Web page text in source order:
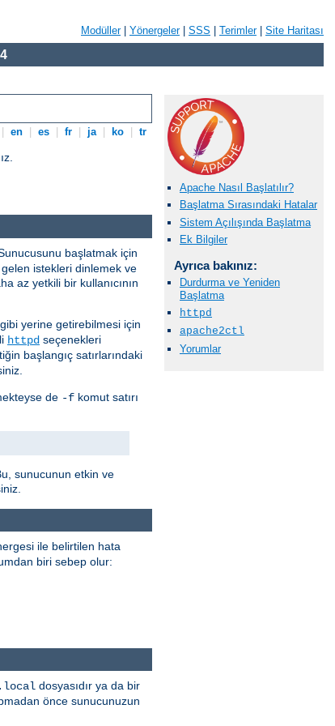
Modüller| Yönergeler| SSS Terimler| Site Haritası
en es fr ja ko tr
Apache Nasıl Başlatılır?
Başlatma Sırasındaki Hatalar
Sistem Açılışında Başlatma
Ek Bilgiler
Ayrıca bakınız:
Durdurma ve Yeniden
Başlatma
httpd
apache2ctl
Yorumlar
başlatmak için
gelen istekleri dinlemek ve
az yetkili bir kullanıcının
yerine getirebilmesi için
httpd seçenekleri
başlangıç satırlarındaki
de -f komut satırı
sunucunun etkin ve
ile belirtilen hata
biri sebep olur:
dosyasıdır ya da bir
önce sunucunuzun